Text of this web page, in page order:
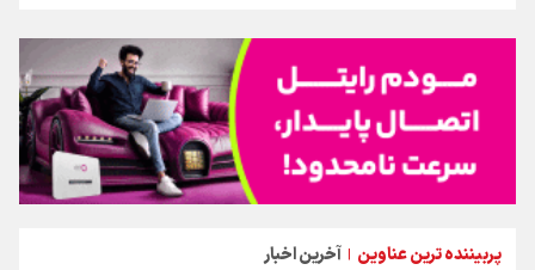
پربیننده ترین عناوین | آخرین اخبار